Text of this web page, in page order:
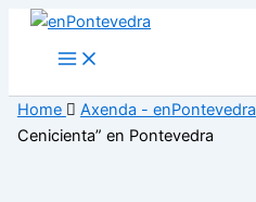
Main
Menu
Home Axenda - enPontevedra
Cenicienta” en Pontevedra